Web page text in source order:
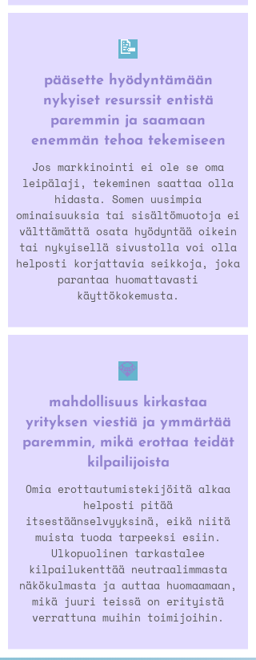
📝
pääsette hyödyntämään
nykyiset resurssit entistä
paremmin ja saamaan
enemmän tehoa tekemiseen
Jos markkinointi ei ole se oma
leipälaji, tekeminen saattaa olla
hidasta. Somen uusimpia
ominaisuuksia tai sisältömuotoja ei
välttämättä osata hyödyntää oikein
tai nykyisellä sivustolla voi olla
helposti korjattavia seikkoja, joka
parantaa huomattavasti
käyttökokemusta.
💎
mahdollisuus kirkastaa
yrityksen viestiä ja ymmärtää
paremmin, mikä erottaa teidät
kilpailijoista
Omia erottautumistekijöitä alkaa
helposti pitää
itsestäänselvyyksinä, eikä niitä
muista tuoda tarpeeksi esiin.
Ulkopuolinen tarkastalee
kilpailukenttää neutraalimmasta
näkökulmasta ja auttaa huomaamaan,
mikä juuri teissä on erityistä
verrattuna muihin toimijoihin.